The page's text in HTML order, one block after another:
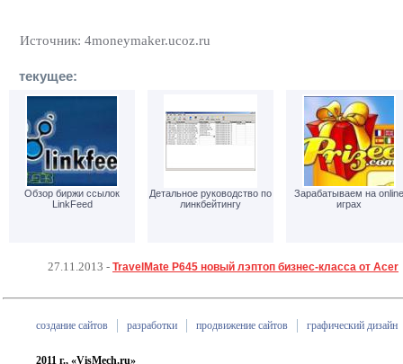
Источник: 4moneymaker.ucoz.ru
текущее:
Обзор биржи ссылок
LinkFeed
Детальное руководство по
линкбейтингу
Зарабатываем на online
играх
27.11.2013 - TravelMate P645 новый лэптоп бизнес-класса от Acer
создание сайтов разработки продвижение сайтов графический дизайн
2011 г., «VisMech.ru»